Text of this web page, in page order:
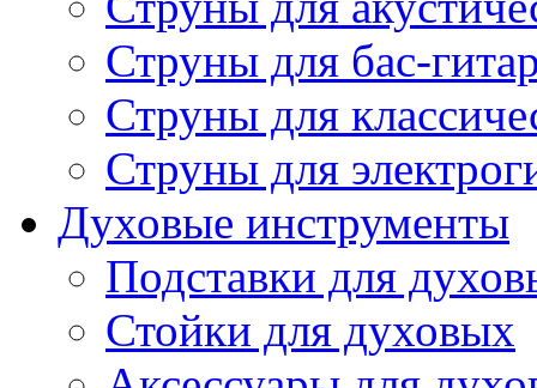
Струны для бас-
Струны для
Струны для
Духовые инструменты
Подставки для
Стойки для духовых